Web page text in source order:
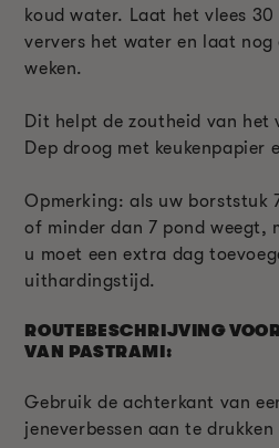
koud water. Laat het vlees
ververs het water en laat nog
weken.
Dit helpt de zoutheid van het
Dep droog met keukenpapier
Opmerking: als uw borststuk
of minder dan 7 pond weegt,
u moet een extra dag
uithardingstijd.
ROUTEBESCHRIJVING
VAN PASTRAMI:
Gebruik de achterkant van
jeneverbessen aan te